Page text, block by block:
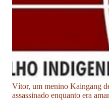
Vítor, um menino Kaingang
assassinado enquanto era